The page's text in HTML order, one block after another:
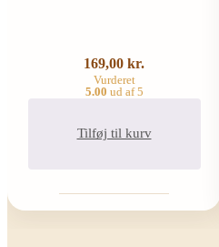
Vurderet
5.00 ud af 5
169,00 kr.
Tilføj til kurv